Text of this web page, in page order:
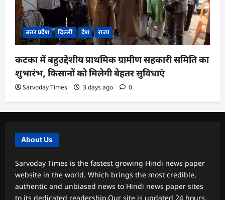
उत्तर प्रदेश दिल्ली देश राज्य
कटका में बहुउद्देशीय प्राथमिक ग्रामीण सहकारी समिति का
शुभारंभ, किसानों को मिलेगी बेहतर सुविधाएं
Sarvoday Times 3 days ago 0
About Us
Sarvoday Times is the fastest growing Hindi news paper
website in the world. Which brings the most credible,
authentic and unbiased news to Hindi news paper sites
to its dedicated readership.Our site is updated 24 hours,